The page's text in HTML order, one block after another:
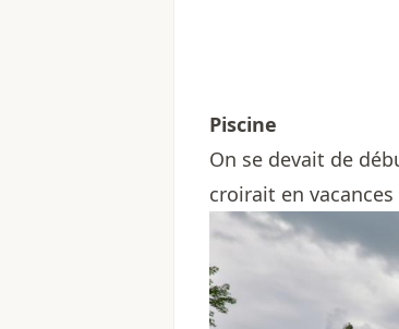
Piscine
On se devait de
croirait en